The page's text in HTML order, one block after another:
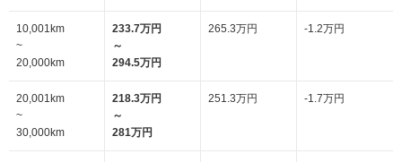
10,001km
~
20,000km
233.7万円
～
294.5万円
265.3万円 -1.2万円
20,001km
~
30,000km
218.3万円
～
281万円
251.3万円 -1.7万円